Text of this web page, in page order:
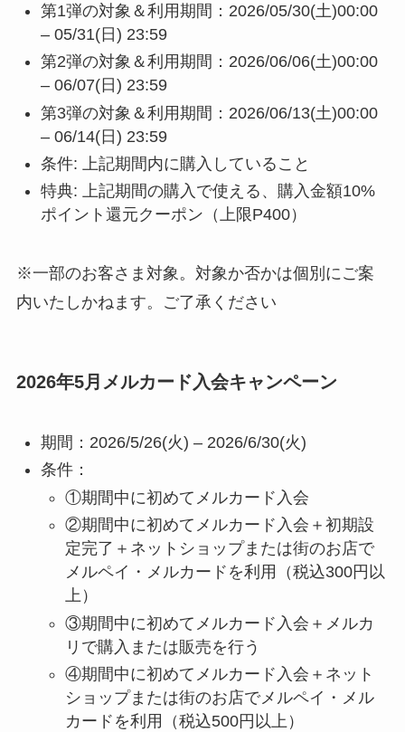
第1弾の対象＆利用期間：2026/05/30(土)00:00
– 05/31(日) 23:59
第2弾の対象＆利用期間：2026/06/06(土)00:00
– 06/07(日) 23:59
第3弾の対象＆利用期間：2026/06/13(土)00:00
– 06/14(日) 23:59
条件: 上記期間内に購入していること
特典: 上記期間の購入で使える、購入金額10%
ポイント還元クーポン（上限P400）
※一部のお客さま対象。対象か否かは個別にご案
内いたしかねます。ご了承ください
2026年5月メルカード入会キャンペーン
期間：2026/5/26(火) – 2026/6/30(火)
条件：
①期間中に初めてメルカード入会
②期間中に初めてメルカード入会＋初期設
定完了＋ネットショップまたは街のお店で
メルペイ・メルカードを利用（税込300円以
上）
③期間中に初めてメルカード入会＋メルカ
リで購入または販売を行う
④期間中に初めてメルカード入会＋ネット
ショップまたは街のお店でメルペイ・メル
カードを利用（税込500円以上）